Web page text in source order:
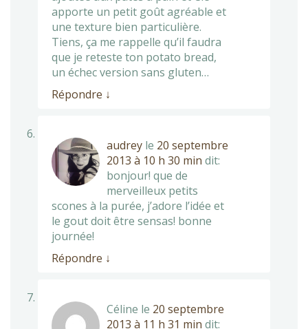
apporte un petit goût agréable et
une texture bien particulière.
Tiens, ça me rappelle qu’il faudra
que je reteste ton potato bread,
un échec version sans gluten…
Répondre ↓
audrey le 20 septembre
2013 à 10 h 30 min dit:
bonjour! que de
merveilleux petits
scones à la purée, j’adore l’idée et
le gout doit être sensas! bonne
journée!
Répondre ↓
Céline le 20 septembre
2013 à 11 h 31 min dit: